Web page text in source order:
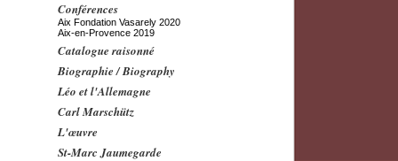
Conférences
Aix Fondation Vasarely 2020
Aix-en-Provence 2019
Catalogue raisonné
Biographie / Biography
Léo et l'Allemagne
Carl Marschütz
L'œuvre
St-Marc Jaumegarde